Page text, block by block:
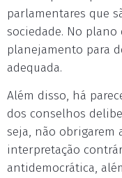
parlamentares que
sociedade. No
planejamento para
adequada.
Além disso, há
dos conselhos
seja, não obrigarem
interpretação
antidemocrática,